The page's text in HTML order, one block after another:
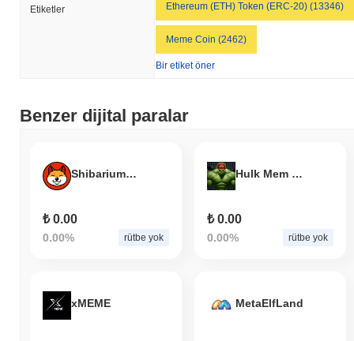
Etiketler Ethereum (ETH) Token (ERC-20) (13346)
Meme Coin (2462)
Bir etiket öner
Benzer dijital paralar
ShibariumOriginalVision
₺ 0.00
0.00% rütbe yok
Hulk Mem Coach
₺ 0.00
0.00% rütbe yok
xMEME MetaElfLand